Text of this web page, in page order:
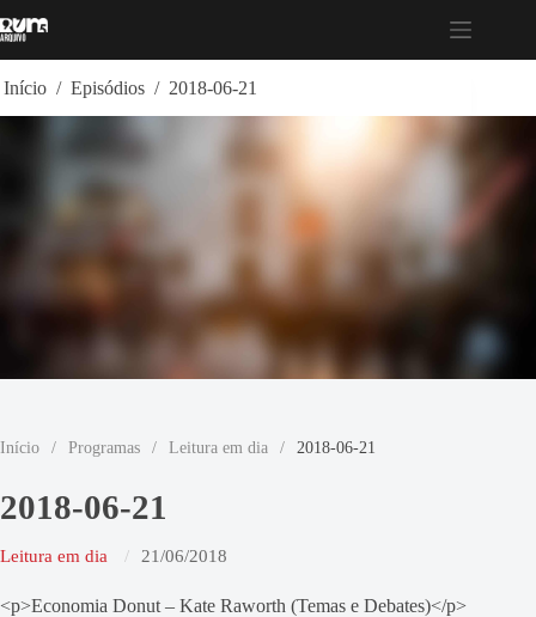
para
Início / Episódios / 2018-06-21
Início / Programas / Leitura em dia / 2018-06-21
2018-06-21
Leitura em dia 21/06/2018
<p>Economia Donut – Kate Raworth (Temas e Debates)</p>